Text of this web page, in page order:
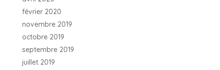
février 2020
novembre 2019
octobre 2019
septembre 2019
juillet 2019